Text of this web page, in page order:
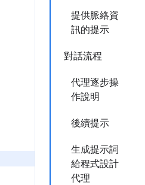
提供脈絡資
訊的提示
對話流程
代理逐步操
作說明
後續提示
生成提示詞
給程式設計
代理